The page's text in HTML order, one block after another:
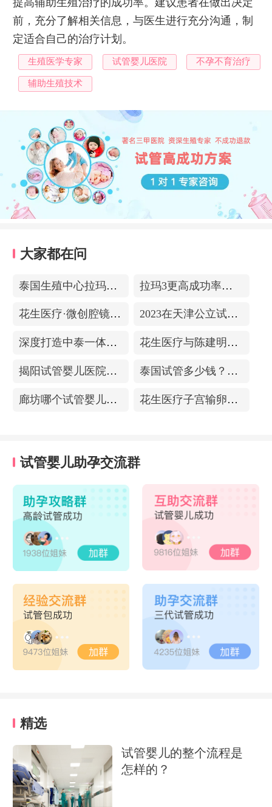
前，充分了解相关信息，与医生进行充分沟通，制
定适合自己的治疗计划。
生殖医学专家 试管婴儿医院 不孕不育治疗
辅助生殖技术
大家都在问
泰国生殖中心拉玛3-更高成功率的保障-治愈系的医院环境 拉玛3更高成功率的保障——泰国超强实验室
花生医疗·微创腔镜中心 2023在天津公立试管医院排名，附带费用明细
深度打造中泰一体化医疗体系！花生医疗中国专家团赴泰考察交流 花生医疗与陈建明教授达成战略合作，共促精准保胎事业发展
揭阳试管婴儿医院排名，附带试管成功率 泰国试管多少钱？收费包含什么项目？不成功能退款？
廊坊哪个试管婴儿医院可以包成功？内附试管费用! 花生医疗子宫输卵管造影中心
试管婴儿助孕交流群
精选
试管婴儿的整个流程是
怎样的？